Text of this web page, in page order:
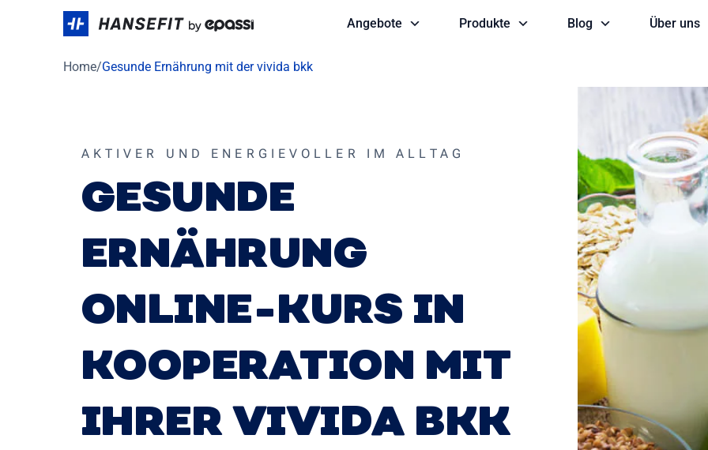
Angebote Produkte Blog Über uns
Home/Gesunde Ernährung mit der vivida bkk
AKTIVER UND ENERGIEVOLLER IM ALLTAG
GESUNDE
ERNÄHRUNG
ONLINE-KURS IN
KOOPERATION MIT
IHRER VIVIDA BKK